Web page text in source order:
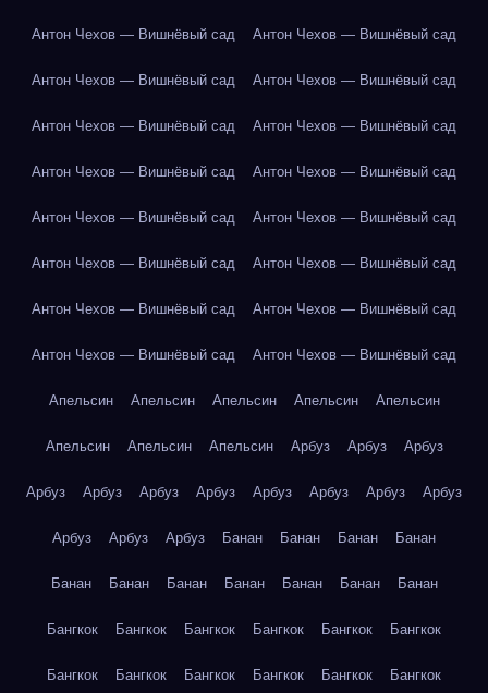
Антон Чехов — Вишнёвый сад Антон Чехов — Вишнёвый сад
Антон Чехов — Вишнёвый сад Антон Чехов — Вишнёвый сад
Антон Чехов — Вишнёвый сад Антон Чехов — Вишнёвый сад
Антон Чехов — Вишнёвый сад Антон Чехов — Вишнёвый сад
Антон Чехов — Вишнёвый сад Антон Чехов — Вишнёвый сад
Антон Чехов — Вишнёвый сад Антон Чехов — Вишнёвый сад
Антон Чехов — Вишнёвый сад Антон Чехов — Вишнёвый сад
Антон Чехов — Вишнёвый сад Антон Чехов — Вишнёвый сад
Апельсин Апельсин Апельсин Апельсин Апельсин
Апельсин Апельсин Апельсин Арбуз Арбуз Арбуз
Арбуз Арбуз Арбуз Арбуз Арбуз Арбуз Арбуз Арбуз
Арбуз Арбуз Арбуз Банан Банан Банан Банан
Банан Банан Банан Банан Банан Банан Банан
Бангкок Бангкок Бангкок Бангкок Бангкок Бангкок
Бангкок Бангкок Бангкок Бангкок Бангкок Бангкок